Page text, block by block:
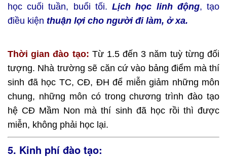
học cuối tuần, buổi tối.Lịch học linh động, tạo
điều kiện thuận lợi cho người đi làm, ở xa.
Thời gian đào tạo: Từ 1.5 đến 3 năm tuỳ từng đối
tượng. Nhà trường sẽ căn cứ vào bảng điểm mà thí
sinh đã học TC, CĐ, ĐH để miễn giảm những môn
chung, những môn có trong chương trình đào tạo
hệ CĐ Mầm Non mà thí sinh đã học rồi thì được
miễn, không phải học lại.
5. Kinh phí đào tạo: